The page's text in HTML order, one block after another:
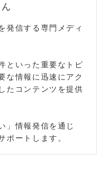
発信する専門メディ
といった重要なトピ
な情報に迅速にアク
たコンテンツを提供
」情報発信を通じ
ポートします。